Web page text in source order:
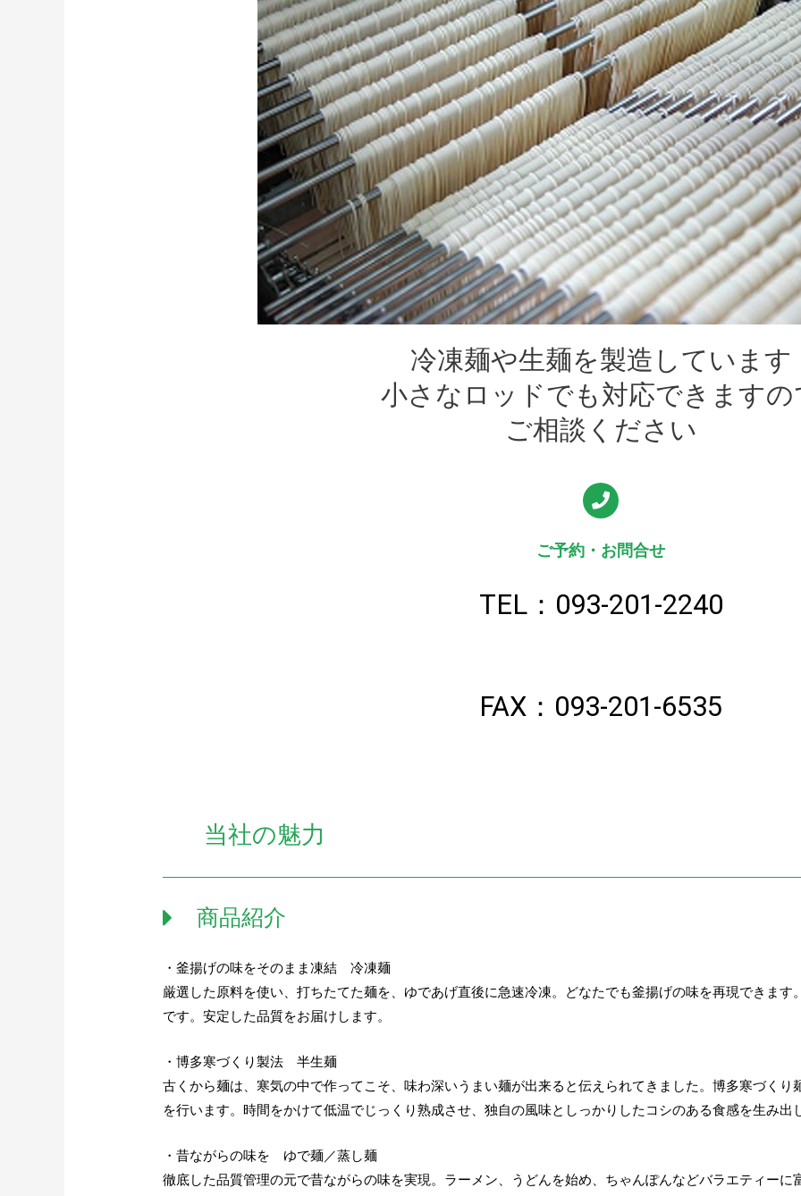
冷凍麺や生麺を製造しています
小さなロッドでも対応できますの
ご相談ください
ご予約・お問合せ
TEL：093-201-2240
FAX：093-201-6535
当社の魅力
商品紹介
・釜揚げの味をそのまま凍結 冷凍麺
厳選した原料を使い、打ちたてた麺を、ゆであげ直後に急速冷凍。どなたでも釜揚げの味を再現できま
です。安定した品質をお届けします。
・博多寒づくり製法 半生麺
古くから麺は、寒気の中で作ってこそ、味わ深いうまい麺が出来ると伝えられてきました。博多寒づく
を行います。時間をかけて低温でじっくり熟成させ、独自の風味としっかりしたコシのある食感を生み出
・昔ながらの味を ゆで麺／蒸し麺
徹底した品質管理の元で昔ながらの味を実現。ラーメン、うどんを始め、ちゃんぽんなどバラエティーに